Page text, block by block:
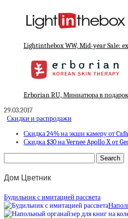
Lightinthebox WW, Mid-year Sale:
Erborian RU, Миниатюра в подарок
29.03.2017
Скидки и распродажи
Скидка 24% на экшн камеру от
Скидка $30 на Vernee Apollo X от
Дом Цветник
Будильник с имитацией рассвета